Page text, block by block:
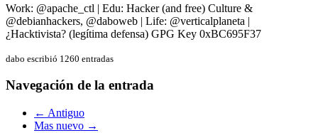
Work: @apache_ctl | Edu: Hacker (and free) Culture &
@debianhackers, @daboweb | Life: @verticalplaneta |
¿Hacktivista? (legítima defensa) GPG Key 0xBC695F37
dabo escribió 1260 entradas
Navegación de la entrada
← Antiguo
Mas nuevo →